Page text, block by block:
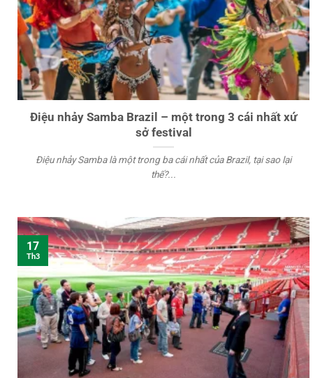
Điệu nhảy Samba Brazil – một trong 3 cái nhất xứ
sở festival
Điệu nhảy Samba là một trong ba cái nhất của Brazil, tại sao lại
thế?...
17
Th3